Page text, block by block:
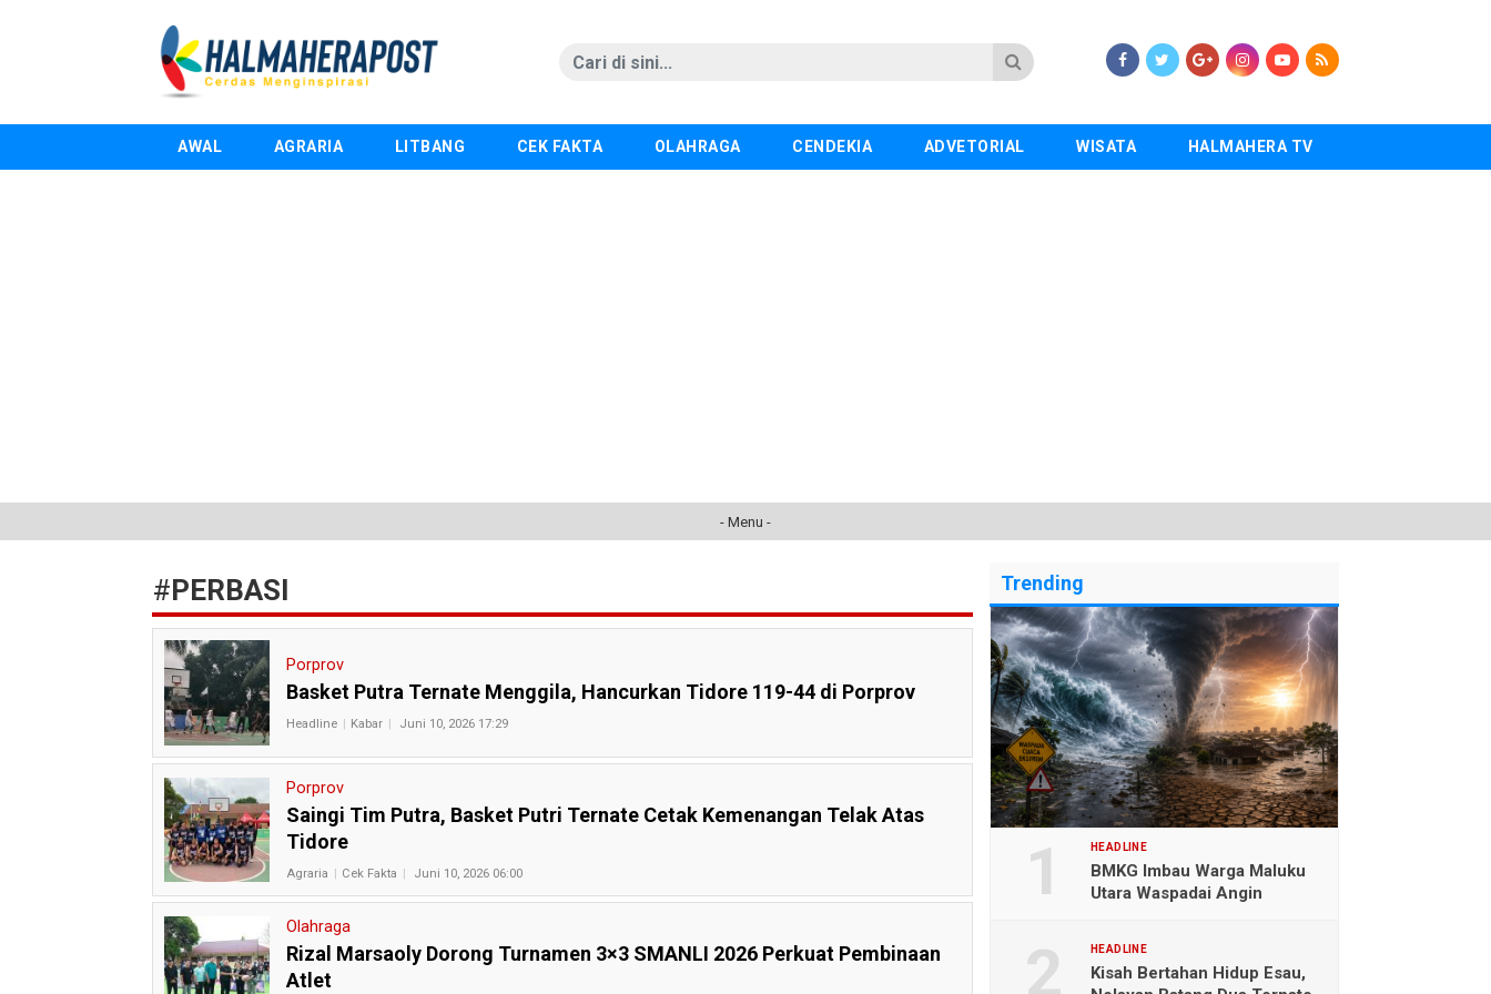
AWAL AGRARIA LITBANG CEK FAKTA OLAHRAGA CENDEKIA ADVETORIAL WISATA HALMAHERA TV
- Menu -
#PERBASI
Porprov
Basket Putra Ternate Menggila, Hancurkan Tidore 119-44 di Porprov
Headline Kabar Juni 10, 2026 17:29
Porprov
Saingi Tim Putra, Basket Putri Ternate Cetak Kemenangan Telak Atas
Tidore
Agraria Cek Fakta Juni 10, 2026 06:00
Olahraga
Rizal Marsaoly Dorong Turnamen 3×3 SMANLI 2026 Perkuat Pembinaan
Atlet
Trending
HEADLINE
BMKG Imbau Warga Maluku
Utara Waspadai Angin
HEADLINE
Kisah Bertahan Hidup Esau,